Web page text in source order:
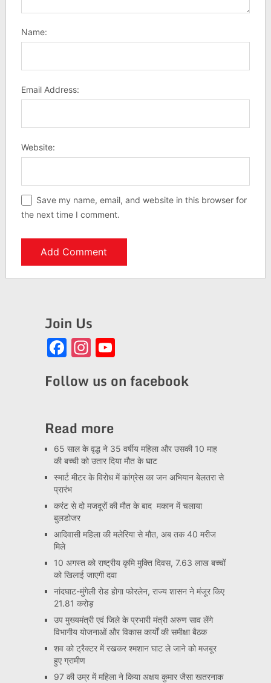
Name:
Email Address:
Website:
Save my name, email, and website in this browser for
the next time I comment.
Join Us
Facebook
Instagram
YouTube
Follow us on facebook
Read more
65 साल के वृद्ध ने 35 वर्षीय महिला और उसकी 10 माह
की बच्ची को उतार दिया मौत के घाट
स्मार्ट मीटर के विरोध में कांग्रेस का जन अभियान बेलतरा से
प्रारंभ
करंट से दो मजदूरों की मौत के बाद मकान में चलाया
बुलडोजर
आदिवासी महिला की मलेरिया से मौत, अब तक 40 मरीज
मिले
10 अगस्त को राष्ट्रीय कृमि मुक्ति दिवस, 7.63 लाख बच्चों
को खिलाई जाएगी दवा
नांदघाट-मुंगेली रोड होगा फोरलेन, राज्य शासन ने मंजूर किए
21.81 करोड़
उप मुख्यमंत्री एवं जिले के प्रभारी मंत्री अरुण साव लेंगे
विभागीय योजनाओं और विकास कार्यों की समीक्षा बैठक
शव को ट्रैक्टर में रखकर श्मशान घाट ले जाने को मजबूर
हुए ग्रामीण
97 की उम्र में महिला ने किया अक्षय कुमार जैसा खतरनाक